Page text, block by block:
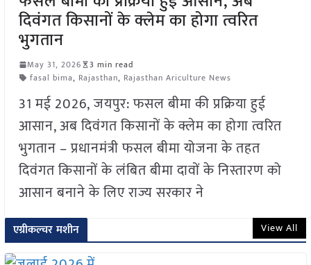
दिवंगत किसानों के क्लेम का होगा त्वरित
भुगतान
May 31, 2026
3 min read
fasal bima, Rajasthan, Rajasthan Ariculture News
31 मई 2026, जयपुर: फसल बीमा की प्रक्रिया हुई
आसान, अब दिवंगत किसानों के क्लेम का होगा त्वरित
भुगतान – प्रधानमंत्री फसल बीमा योजना के तहत
दिवंगत किसानों के लंबित बीमा दावों के निस्तारण को
आसान बनाने के लिए राज्य सरकार ने
एग्रीकल्चर मशीन View All